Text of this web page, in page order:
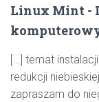
Linux Mint -
[…] temat
redukcji
zapraszam do